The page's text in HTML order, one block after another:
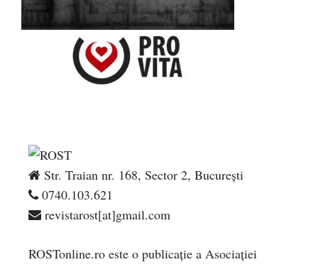
Str. Traian nr. 168, Sector 2, București
0740.103.621
revistarost[at]gmail.com
ROSTonline.ro este o publicaţie a Asociaţiei